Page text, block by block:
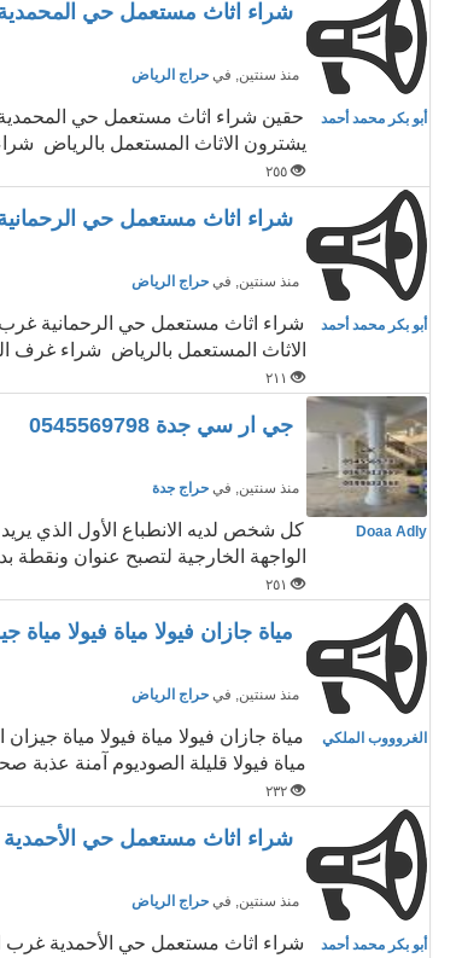
شراء اثاث مستعمل حي المحمدية
منذ سنتين, فيحراج الرياض
أبو بكر محمد أحمد
حقين شراء اثاث مستعمل حي
يشترون الاثاث المستعمل بالرياض
٢٥٥
شراء اثاث مستعمل حي الرحمانية
منذ سنتين, فيحراج الرياض
أبو بكر محمد أحمد
شراء اثاث مستعمل حي الرحمانية
الاثاث المستعمل بالرياض شراء غرف
٢١١
جي ار سي جدة 0545569798
منذ سنتين, فيحراج جدة
Doaa Adly
كل شخص لديه الانطباع الأول الذي
الواجهة الخارجية لتصبح عنوان
٢٥١
مياة جازان فيولا مياة فيولا مياة
منذ سنتين, فيحراج الرياض
الغروووب الملكي
مياة جازان فيولا مياة فيولا مياة
مياة فيولا قليلة الصوديوم آمنة عذبة
٢٣٢
شراء اثاث مستعمل حي الأحمدية
منذ سنتين, فيحراج الرياض
أبو بكر محمد أحمد
شراء اثاث مستعمل حي الأحمدية غرب